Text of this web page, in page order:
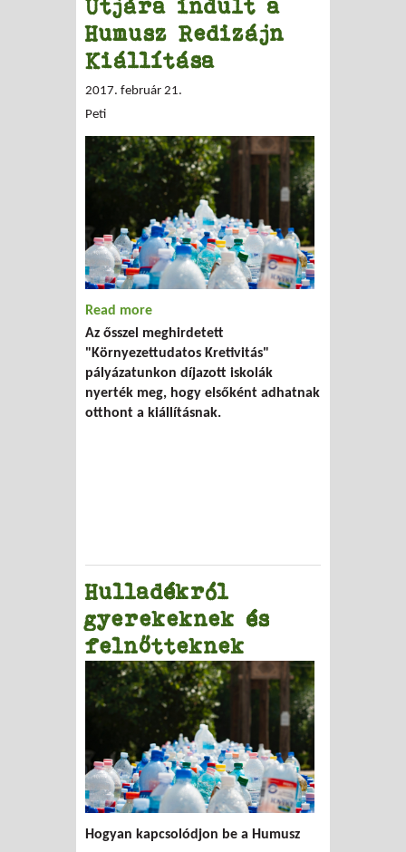
Útjára indult a
Humusz Redizájn
Kiállítása
2017. február 21.
Peti
Read more
Kiállítása
Az ősszel meghirdetett
"Környezettudatos Kretivitás"
pályázatunkon díjazott iskolák
nyerték meg, hogy elsőként adhatnak
otthont a kiállításnak.
Hulladékról
gyerekeknek és
felnőtteknek
Hogyan kapcsolódjon be a Humusz